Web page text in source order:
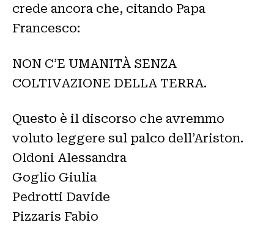
crede ancora che, citando Papa
Francesco:
NON C’E UMANITÀ SENZA
COLTIVAZIONE DELLA TERRA.
Questo è il discorso che avremmo
voluto leggere sul palco dell’Ariston.
Oldoni Alessandra
Goglio Giulia
Pedrotti Davide
Pizzaris Fabio